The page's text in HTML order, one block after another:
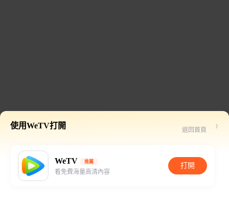
使用WeTV打開 返回首頁
WeTV 推薦
看免費海量高清內容
打開